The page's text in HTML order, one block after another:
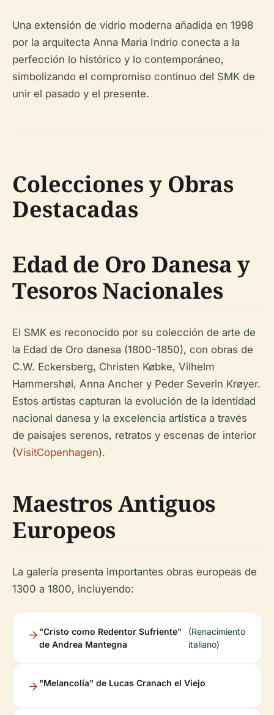
Una extensión de vidrio moderna añadida en 1998
por la arquitecta Anna Maria Indrio conecta a la
perfección lo histórico y lo contemporáneo,
simbolizando el compromiso continuo del SMK de
unir el pasado y el presente.
Colecciones y Obras
Destacadas
Edad de Oro Danesa y
Tesoros Nacionales
El SMK es reconocido por su colección de arte de
la Edad de Oro danesa (1800-1850), con obras de
C.W. Eckersberg, Christen Købke, Vilhelm
Hammershøi, Anna Ancher y Peder Severin Krøyer.
Estos artistas capturan la evolución de la identidad
nacional danesa y la excelencia artística a través
de paisajes serenos, retratos y escenas de interior
(VisitCopenhagen).
Maestros Antiguos
Europeos
La galería presenta importantes obras europeas de
1300 a 1800, incluyendo:
"Cristo como Redentor Sufriente"
de Andrea Mantegna
(Renacimiento
italiano)
"Melancolía" de Lucas Cranach el Viejo